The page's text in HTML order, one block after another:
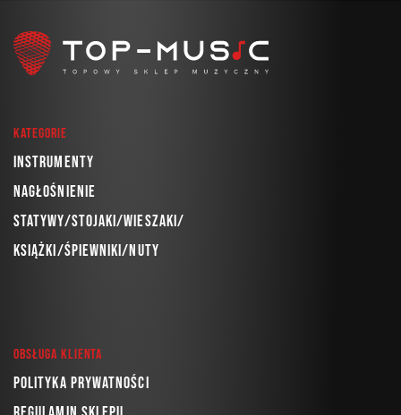
Kategorie
Instrumenty
Nagłośnienie
Statywy/Stojaki/Wieszaki/
Książki/Śpiewniki/Nuty
Obsługa klienta
Polityka prywatności